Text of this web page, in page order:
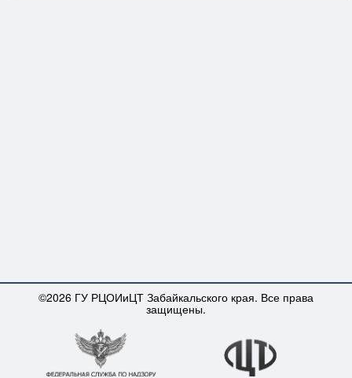
©2026 ГУ РЦОИиЦТ Забайкальского края. Все права
защищены.